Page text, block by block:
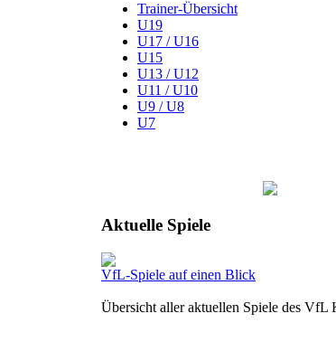
Trainer-Übersicht
U19
U17 / U16
U15
U13 / U12
U11 / U10
U9 / U8
U7
Aktuelle Spiele
VfL-Spiele auf einen Blick
Übersicht aller aktuellen Spiele des VfL